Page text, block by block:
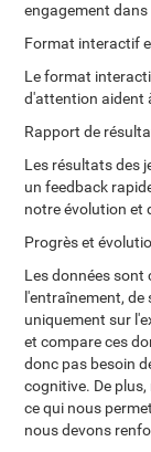
engagement
Format interactif
Le format
d'attention aident
Rapport de
Les résultats des
un feedback
notre évolution et
Progrès et
Les données sont
l'entraînement,
uniquement sur
et compare ces
donc pas besoin
cognitive. De
ce qui nous
nous devons